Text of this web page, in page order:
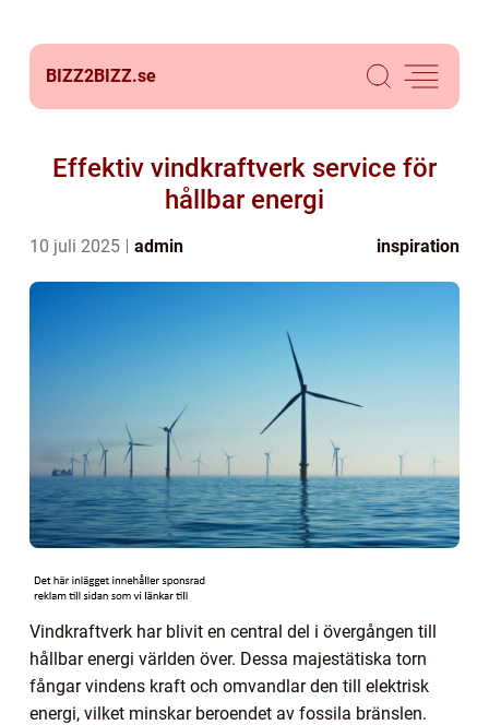
BIZZ2BIZZ.se
Effektiv vindkraftverk service för
hållbar energi
10 juli 2025 admin inspiration
Vindkraftverk har blivit en central del i övergången till
hållbar energi världen över. Dessa majestätiska torn
fångar vindens kraft och omvandlar den till elektrisk
energi, vilket minskar beroendet av fossila bränslen.